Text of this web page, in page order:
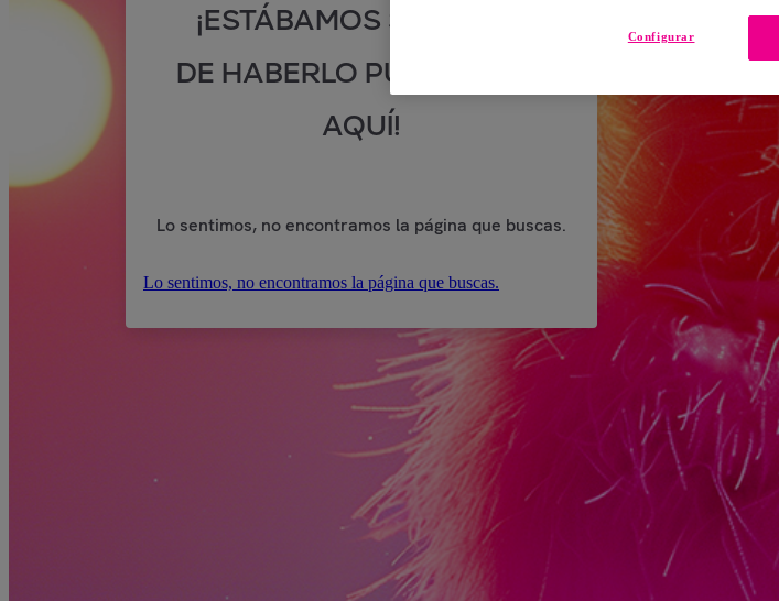
¡ESTÁBAMOS SEGUROS
DE HABERLO PUESTO POR
AQUÍ!
Lo sentimos, no encontramos la página que buscas.
Lo sentimos, no encontramos la página que buscas.
Configurar